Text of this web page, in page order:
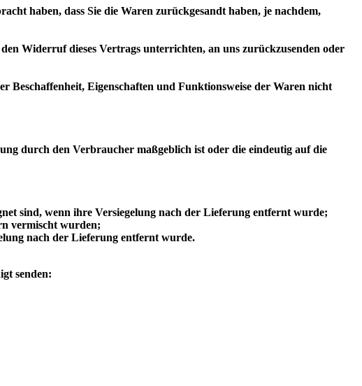
haben, dass Sie die Waren zurückgesandt haben, je nachdem,
Widerruf dieses Vertrags unterrichten, an uns zurückzusenden oder
Beschaffenheit, Eigenschaften und Funktionsweise der Waren nicht
durch den Verbraucher maßgeblich ist oder die eindeutig auf die
sind, wenn ihre Versiegelung nach der Lieferung entfernt wurde;
vermischt wurden;
nach der Lieferung entfernt wurde.
senden: